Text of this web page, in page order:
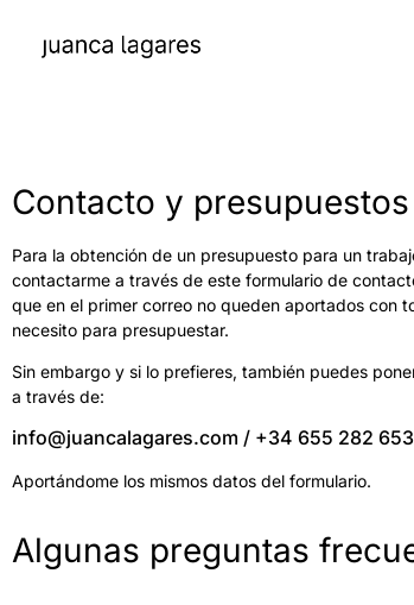
Contacto y presupuestos
Para la obtención de un presupuesto para un
contactarme a través de este formulario de
que en el primer correo no queden aportados con
necesito para presupuestar.
Sin embargo y si lo prefieres, también puedes
a través de:
info@juancalagares.com / +34 655 282 653
Aportándome los mismos datos del formulario.
Algunas preguntas